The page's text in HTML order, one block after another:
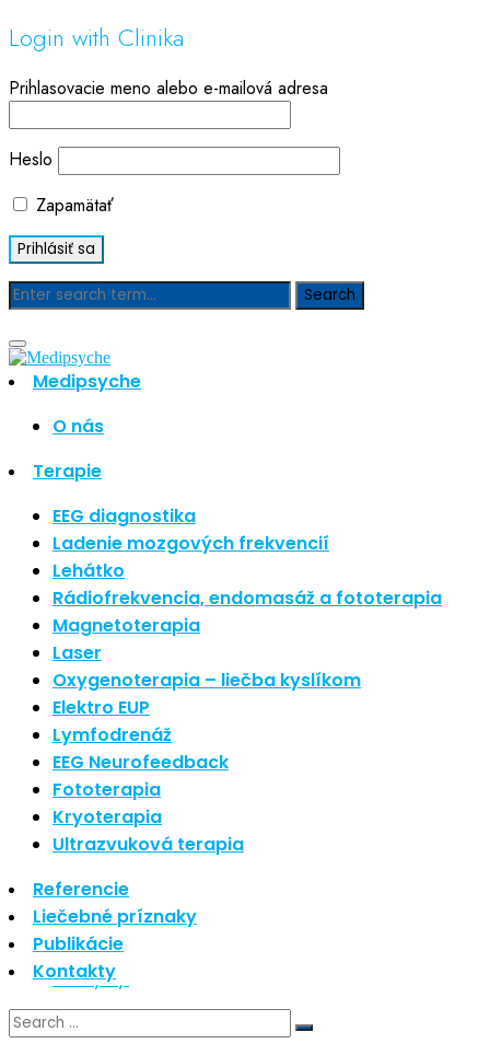
Login with Clinika
Prihlasovacie meno alebo e-mailová adresa
Heslo
Zapamätať
Medipsyche
O nás
Terapie
EEG diagnostika
Ladenie mozgových frekvencií
Lehátko
Rádiofrekvencia, endomasáž a fototerapia
Magnetoterapia
Laser
Oxygenoterapia – liečba kyslíkom
Elektro EUP
Lymfodrenáž
EEG Neurofeedback
Fototerapia
Kryoterapia
Ultrazvuková terapia
Referencie
Liečebné príznaky
Publikácie
Kontakty
Blog
Hľadať
Najnovšie články
Nové polarizované svetlo
So psoriázou netreba žiť
Rozšírenie služieb
Hudba a vývoj mozgu
Najnovšie komentáre
Žiadne komentáre na zobrazenie.
Archív
september 2021
apríl 2021
august 2020
Kategórie
Nezaradené
Skin Care
Zdravý štýl